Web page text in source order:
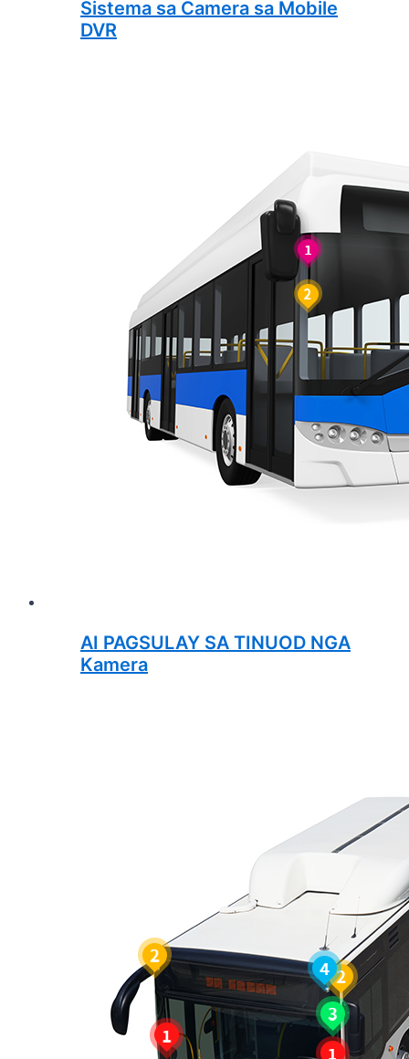
Sistema sa Camera sa Mobile
DVR
AI PAGSULAY SA TINUOD NGA
Kamera